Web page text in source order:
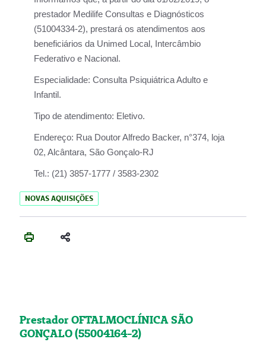
prestador Medilife Consultas e Diagnósticos
(51004334-2), prestará os atendimentos aos
beneficiários da Unimed Local, Intercâmbio
Federativo e Nacional.
Especialidade: Consulta Psiquiátrica Adulto e
Infantil.
Tipo de atendimento: Eletivo.
Endereço: Rua Doutor Alfredo Backer, n°374, loja
02, Alcântara, São Gonçalo-RJ
Tel.: (21) 3857-1777 / 3583-2302
NOVAS AQUISIÇÕES
Prestador OFTALMOCLÍNICA SÃO
GONÇALO (55004164-2)